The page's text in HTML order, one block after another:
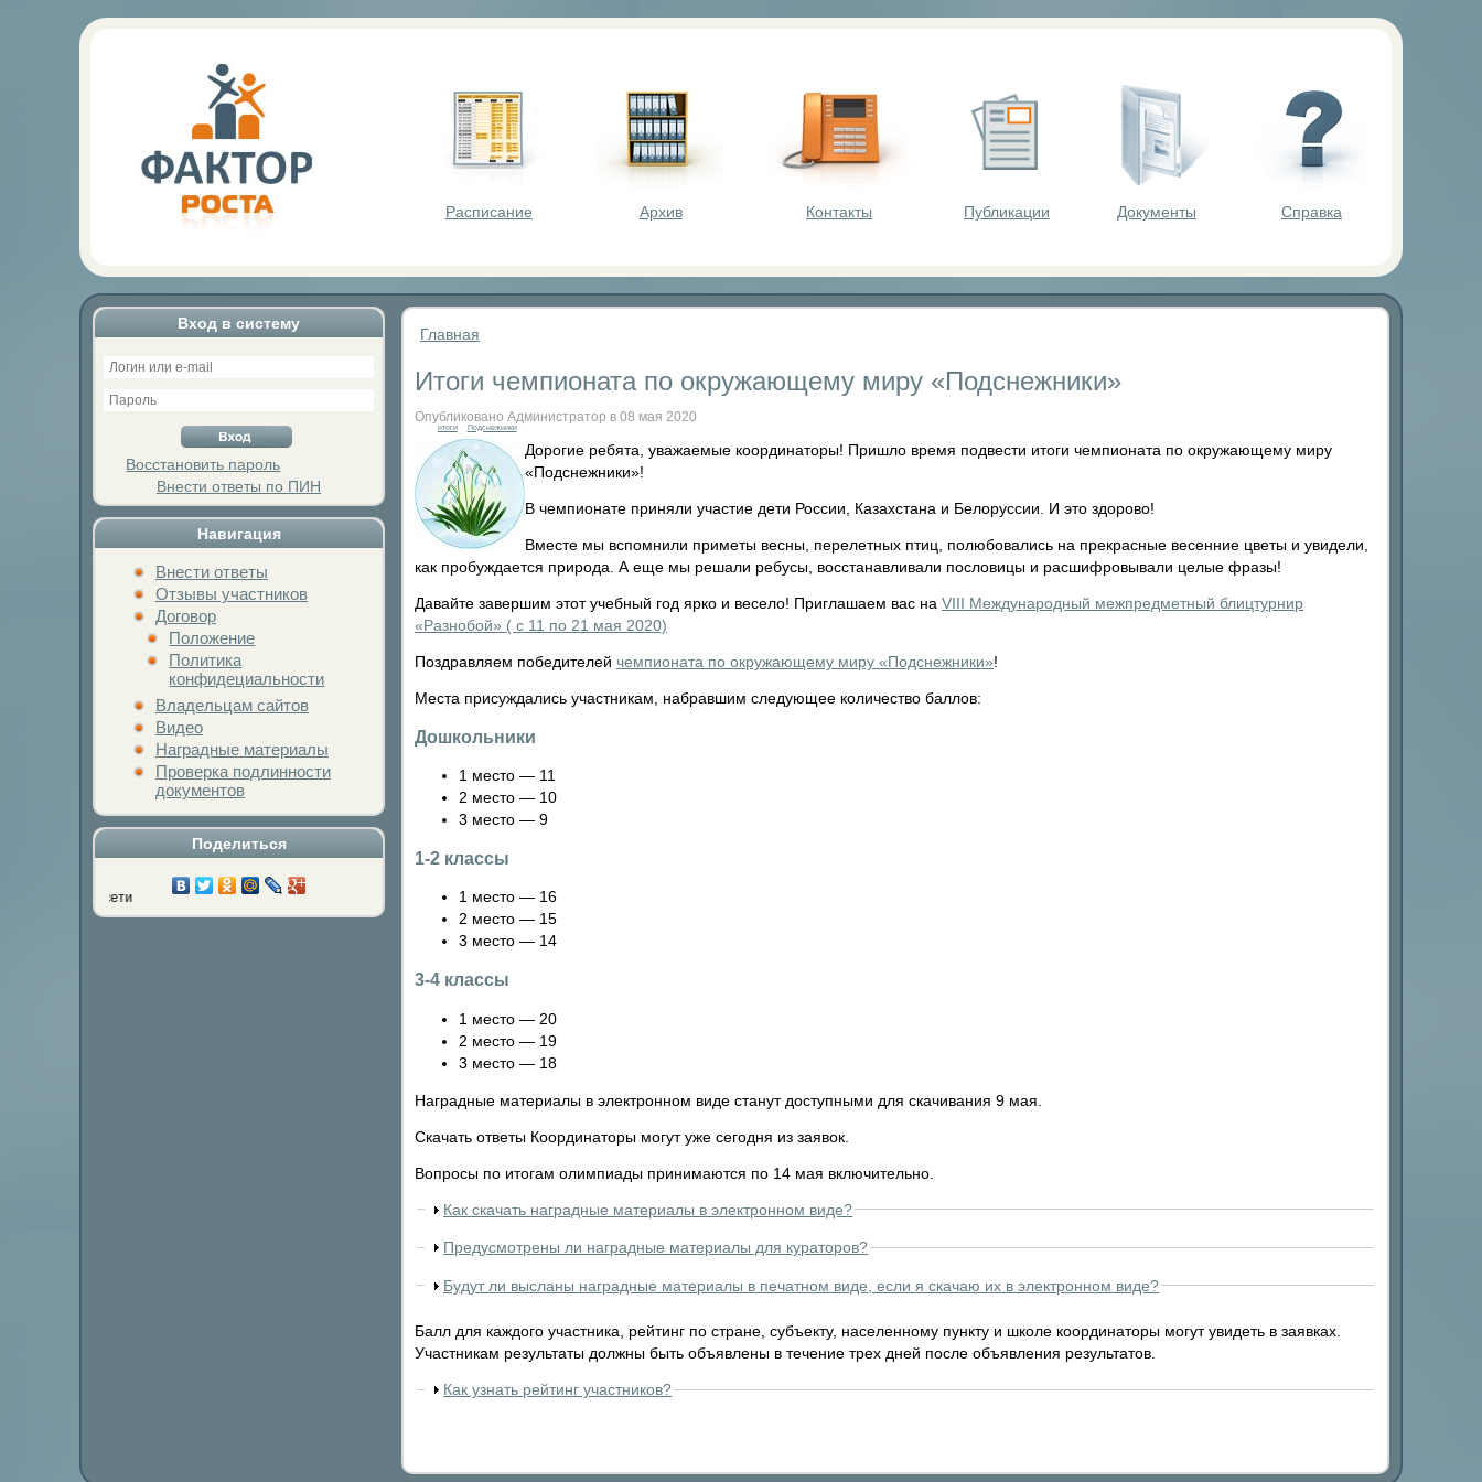
Расписание Архив Контакты Публикации Документы Справка
Вход в систему
Восстановить пароль
Внести ответы по ПИН
Навигация
Внести ответы
Отзывы участников
Договор
Положение
Политика
конфидециальности
Владельцам сайтов
Видео
Наградные материалы
Проверка подлинности
документов
Поделиться
сети
Главная
Итоги чемпионата по окружающему миру «Подснежники»
Опубликовано Администратор в 08 мая 2020
итоги Подснежники
Дорогие ребята, уважаемые координаторы! Пришло время подвести итоги чемпионата по окружающему миру
«Подснежники»!
В чемпионате приняли участие дети России, Казахстана и Белоруссии. И это здорово!
Вместе мы вспомнили приметы весны, перелетных птиц, полюбовались на прекрасные весенние цветы и увидели,
как пробуждается природа. А еще мы решали ребусы, восстанавливали пословицы и расшифровывали целые фразы!
Давайте завершим этот учебный год ярко и весело! Приглашаем вас на VIII Международный межпредметный блицтурнир
«Разнобой» ( с 11 по 21 мая 2020)
Поздравляем победителей чемпионата по окружающему миру «Подснежники»!
Места присуждались участникам, набравшим следующее количество баллов:
Дошкольники
1 место — 11
2 место — 10
3 место — 9
1-2 классы
1 место — 16
2 место — 15
3 место — 14
3-4 классы
1 место — 20
2 место — 19
3 место — 18
Наградные материалы в электронном виде станут доступными для скачивания 9 мая.
Скачать ответы Координаторы могут уже сегодня из заявок.
Вопросы по итогам олимпиады принимаются по 14 мая включительно.
Как скачать наградные материалы в электронном виде?
Предусмотрены ли наградные материалы для кураторов?
Будут ли высланы наградные материалы в печатном виде, если я скачаю их в электронном виде?
Балл для каждого участника, рейтинг по стране, субъекту, населенному пункту и школе координаторы могут увидеть в заявках.
Участникам результаты должны быть объявлены в течение трех дней после объявления результатов.
Как узнать рейтинг участников?